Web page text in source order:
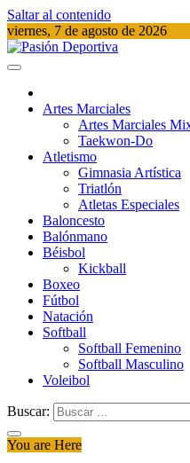
Saltar al contenido
viernes, 7 de agosto de 2026
Artes Marciales
Artes Marciales
Taekwon-Do
Atletismo
Gimnasia Artística
Triatlón​
Atletas Especiales
Baloncesto
Balónmano
Béisbol
Kickball​
Boxeo
Fútbol
Natación​
Softball​
Softball​ Femenino
Softball​ Masculino
Voleibol​
Buscar:
You are Here